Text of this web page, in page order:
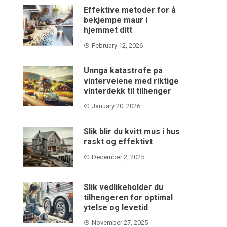
Effektive metoder for å
bekjempe maur i
hjemmet ditt
February 12, 2026
Unngå katastrofe på
vinterveiene med riktige
vinterdekk til tilhenger
January 20, 2026
Slik blir du kvitt mus i hus
raskt og effektivt
December 2, 2025
Slik vedlikeholder du
tilhengeren for optimal
ytelse og levetid
November 27, 2025